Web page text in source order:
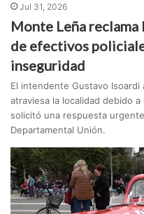
Jul 31, 2026
Monte Leña reclama
de efectivos
inseguridad
El intendente Gustavo
atraviesa la localidad debido
solicitó una respuesta
Departamental Unión.